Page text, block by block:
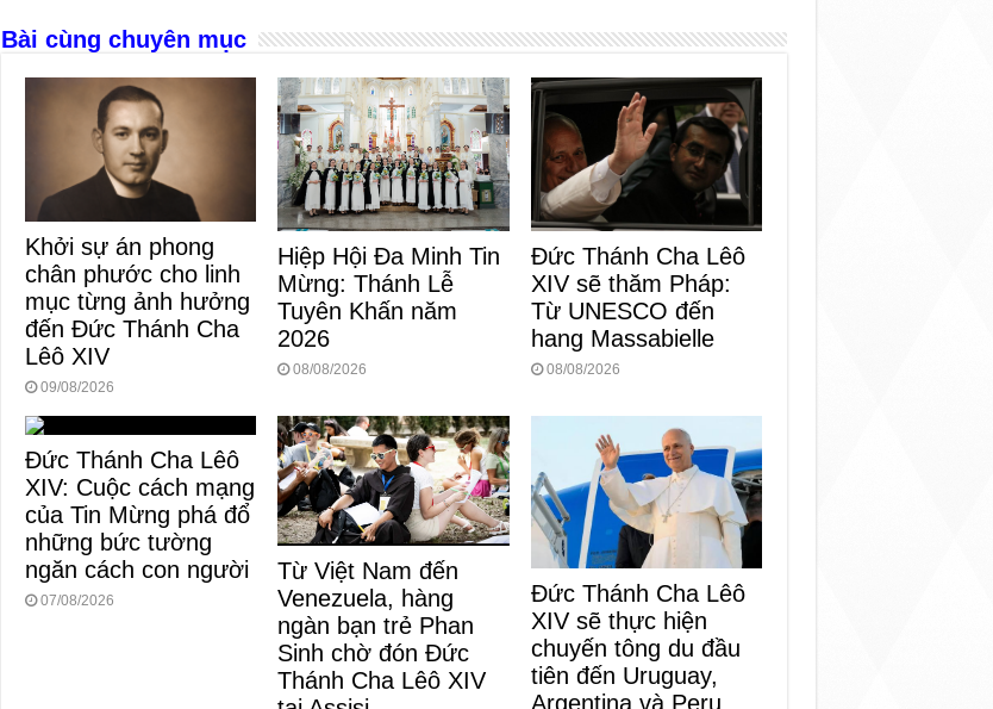
o
k
er p
Bài cùng chuyên mục
Khởi sự án phong
chân phước cho linh
mục từng ảnh hưởng
đến Đức Thánh Cha
Lêô XIV
09/08/2026
Hiệp Hội Đa Minh Tin
Mừng: Thánh Lễ
Tuyên Khấn năm
2026
08/08/2026
Đức Thánh Cha Lêô
XIV sẽ thăm Pháp:
Từ UNESCO đến
hang Massabielle
08/08/2026
Đức Thánh Cha Lêô
XIV: Cuộc cách mạng
của Tin Mừng phá đổ
những bức tường
ngăn cách con người
07/08/2026
Từ Việt Nam đến
Venezuela, hàng
ngàn bạn trẻ Phan
Sinh chờ đón Đức
Thánh Cha Lêô XIV
Đức Thánh Cha Lêô
XIV sẽ thực hiện
chuyến tông du đầu
tiên đến Uruguay,
Argentina và Peru